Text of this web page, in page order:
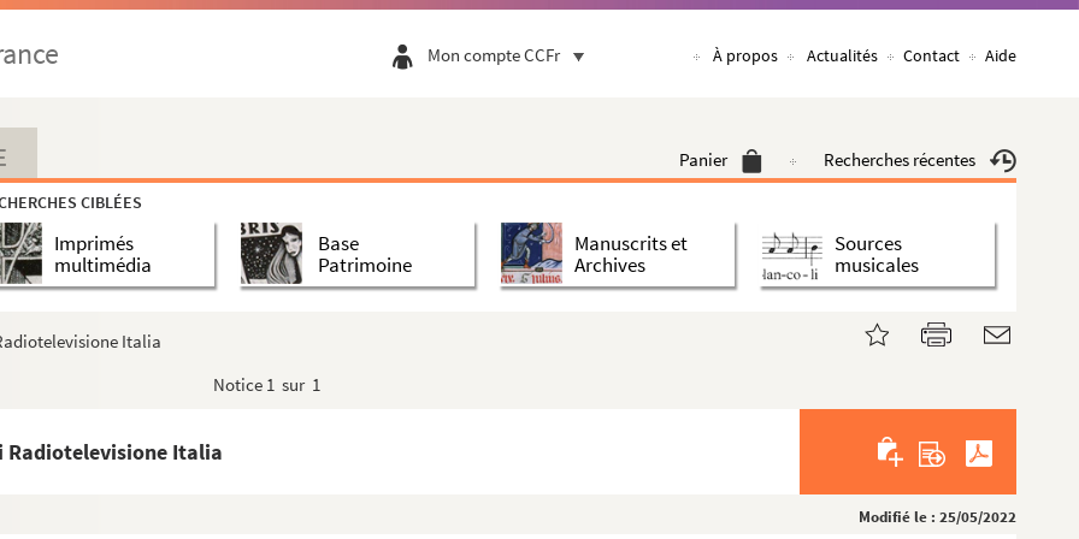
Mon compte CCFr À propos Actualités Contact Aide
Panier Recherches récentes
CIBLÉES
Imprimés
multimédia
Base
Patrimoine
Manuscrits et
Archives
Sources
musicales
Italia
Notice 1 sur 1
Radiotelevisione Italia
Modifié le : 25/05/2022
de l'Alliance Française.